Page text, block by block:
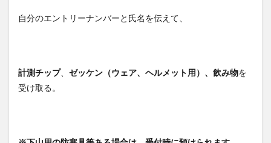
自分のエントリーナンバーと氏名を伝えて、
計測チップ、 ゼッケン（ウェア、ヘルメット用）、飲み物を
受け取る。